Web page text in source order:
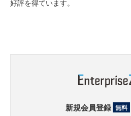
好評を得ています。
新規会員登録 無料